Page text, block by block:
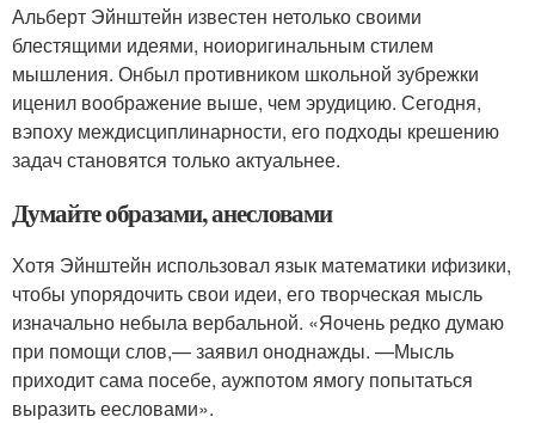
Альберт Эйнштейн известен нетолько своими
блестящими идеями, ноиоригинальным стилем
мышления. Онбыл противником школьной зубрежки
иценил воображение выше, чем эрудицию. Сегодня,
вэпоху междисциплинарности, его подходы крешению
задач становятся только актуальнее.
Думайте образами, анесловами
Хотя Эйнштейн использовал язык математики ифизики,
чтобы упорядочить свои идеи, его творческая мысль
изначально небыла вербальной. «Яочень редко думаю
при помощи слов,— заявил оноднажды. —Мысль
приходит сама посебе, аужпотом ямогу попытаться
выразить еесловами».